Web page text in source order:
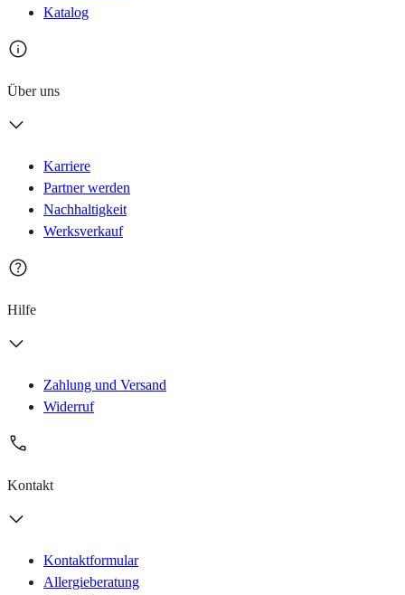
Katalog
Über uns
Karriere
Partner werden
Nachhaltigkeit
Werksverkauf
Hilfe
Zahlung und Versand
Widerruf
Kontakt
Kontaktformular
Allergieberatung